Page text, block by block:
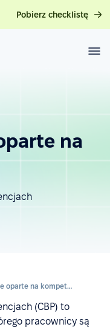
Pobierz checklistę
na
Wynagrodzenie oparte na kompetencjach
(CBP) to
pracownicy są